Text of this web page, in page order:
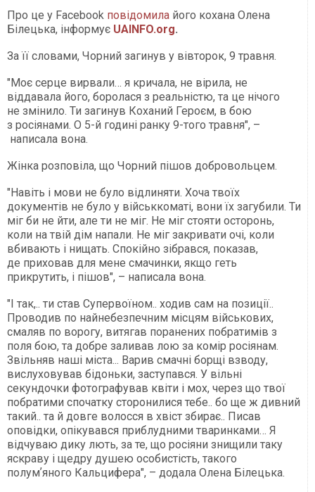
Про це у Facebook повідомила його кохана Олена
Білецька, інформує UAINFO.org.
За її словами, Чорний загинув у вівторок, 9 травня.
"Моє серце вирвали… я кричала, не вірила, не
віддавала його, боролася з реальністю, та це нічого
не змінило. Ти загинув Коханий Героєм, в бою
з росіянами. О 5-й годині ранку 9-того травня", –
написала вона.
Жінка розповіла, що Чорний пішов добровольцем.
"Навіть і мови не було відлиняти. Хоча твоїх
документів не було у військкоматі, вони їх загубили. Ти
міг би не йти, але ти не міг. Не міг стояти осторонь,
коли на твій дім напали. Не міг закривати очі, коли
вбивають і нищать. Спокійно зібрався, показав,
де приховав для мене смачинки, якщо геть
прикрутить, і пішов", – написала вона.
"І так,.. ти став Супервоїном.. ходив сам на позиції..
Проводив по найнебезпечним місцям військових,
смаляв по ворогу, витягав поранених побратимів з
поля бою, та добре заливав лою за комір росіянам.
Звільняв наші міста... Варив смачні борщі взводу,
вислуховував бідоньки, заступався. У вільні
секундочки фотографував квіти і мох, через що твої
побратими спочатку сторонилися тебе.. бо ще ж дивний
такий.. та й довге волосся в хвіст збирає.. Писав
оповідки, опікувався приблудними тваринками… Я
відчуваю дику лють, за те, що росіяни знищили таку
яскраву і щедру душею особистість, такого
полумʼяного Кальцифера", – додала Олена Білецька.